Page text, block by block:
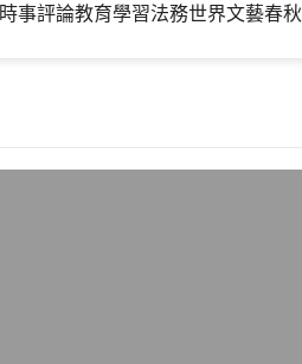
時事評論教育學習法務世界文藝春秋